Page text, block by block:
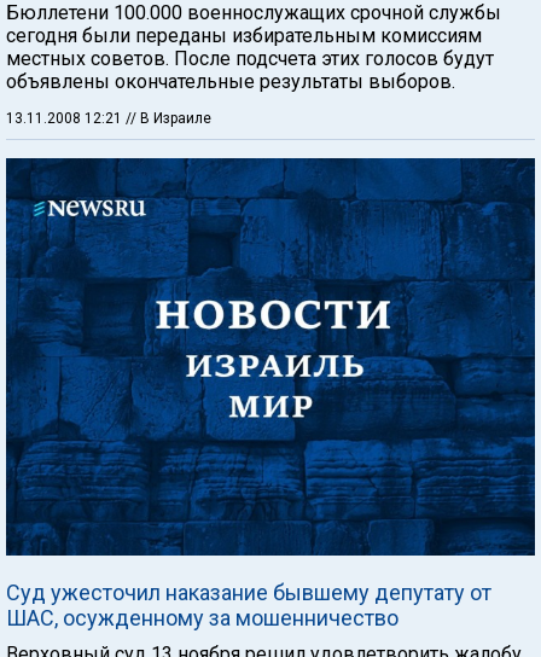
Бюллетени 100.000 военнослужащих срочной службы
сегодня были переданы избирательным комиссиям
местных советов. После подсчета этих голосов будут
объявлены окончательные результаты выборов.
13.11.2008 12:21 // В Израиле
Суд ужесточил наказание бывшему депутату от
ШАС, осужденному за мошенничество